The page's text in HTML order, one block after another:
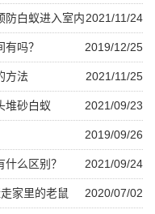
2021/11/24
防白蚁进入室内
2019/12/25
吗？
2021/11/25
方法
2021/09/23
堆砂白蚁
2019/09/26
2021/09/24
么区别？
2020/07/02
家里的老鼠